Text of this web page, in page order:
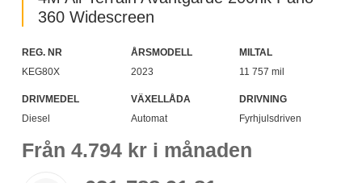
360 Widescreen
REG. NR
KEG80X
ÅRSMODELL
2023
MILTAL
11 757 mil
DRIVMEDEL
Diesel
VÄXELLÅDA
Automat
DRIVNING
Fyrhjulsdriven
Från 4.794kr i månaden